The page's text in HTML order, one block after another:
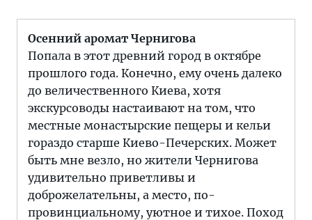
Осенний аромат Чернигова
Попала в этот древний город в октябре
прошлого года. Конечно, ему очень далеко
до величественного Киева, хотя
экскурсоводы настаивают на том, что
местные монастырские пещеры и кельи
гораздо старше Киево-Печерских. Может
быть мне везло, но жители Чернигова
удивительно приветливы и
доброжелательны, а место, по-
провинциальному, уютное и тихое. Поход